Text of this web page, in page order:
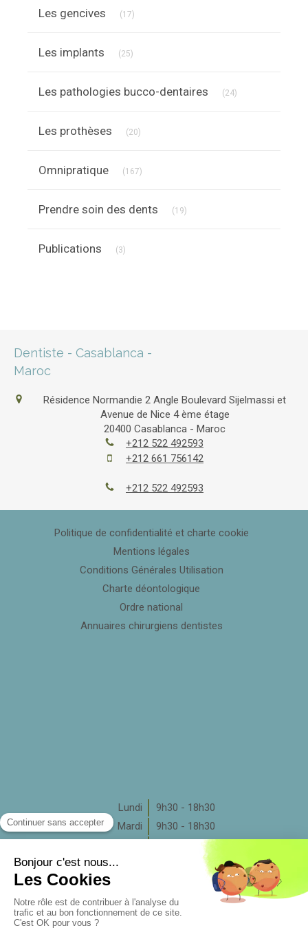
Les gencives (17)
Les implants (25)
Les pathologies bucco-dentaires (24)
Les prothèses (20)
Omnipratique (167)
Prendre soin des dents (19)
Publications (3)
Dentiste - Casablanca -
Maroc
Résidence Normandie 2 Angle Boulevard Sijelmassi et
Avenue de Nice 4 ème étage
20400 Casablanca - Maroc
+212 522 492593
+212 661 756142
+212 522 492593
Politique de confidentialité et charte cookie
Mentions légales
Conditions Générales Utilisation
Charte déontologique
Ordre national
Annuaires chirurgiens dentistes
Lundi
9h30 - 18h30
Mardi
9h30 - 18h30
9h30 - 17h30
Jeudi
9h30 - 18h30
Vendredi
9h30 - 18h30
Samedi
Fermé
Dimanche
Fermé